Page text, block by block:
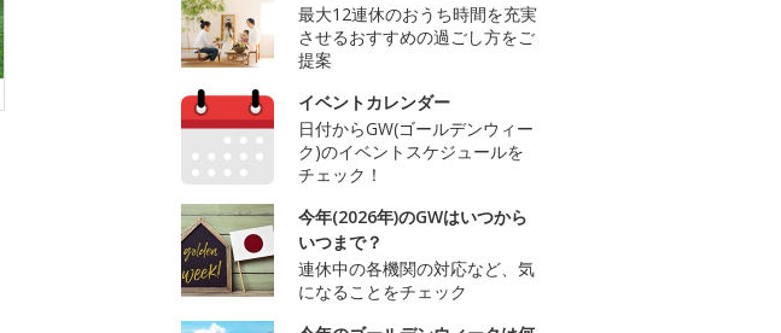
最大12連休のおうち時間を充実
させるおすすめの過ごし方をご
提案
イベントカレンダー
日付からGW(ゴールデンウィー
ク)のイベントスケジュールを
チェック！
今年(2026年)のGWはいつから
いつまで？
連休中の各機関の対応など、気
になることをチェック